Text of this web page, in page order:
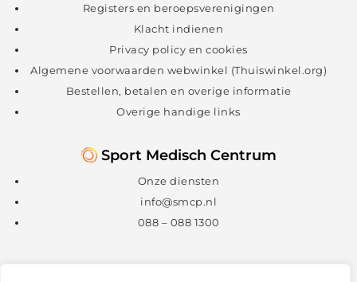
Registers en beroepsverenigingen
Klacht indienen
Privacy policy en cookies
Algemene voorwaarden webwinkel (Thuiswinkel.org)
Bestellen, betalen en overige informatie
Overige handige links
Sport Medisch Centrum
Onze diensten
info@smcp.nl
088 – 088 1300